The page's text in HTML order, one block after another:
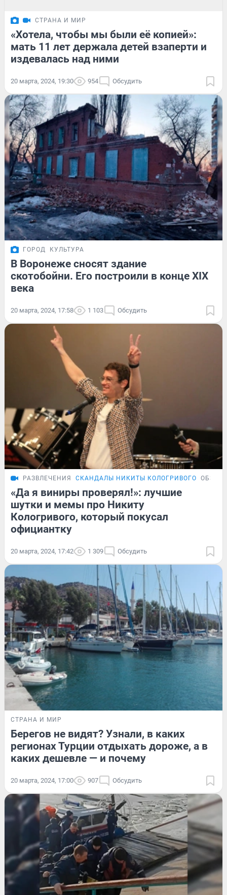
СТРАНА И МИР
«Хотела, чтобы мы были её копией»:
мать 11 лет держала детей взаперти и
издевалась над ними
20 марта, 2024, 19:30 954 Обсудить
ГОРОД КУЛЬТУРА
В Воронеже сносят здание
скотобойни. Его построили в конце XIX
века
20 марта, 2024, 17:58 1 103 Обсудить
РАЗВЛЕЧЕНИЯ СКАНДАЛЫ НИКИТЫ КОЛОГРИВОГО ОБЗОР
«Да я виниры проверял!»: лучшие
шутки и мемы про Никиту
Кологривого, который покусал
официантку
20 марта, 2024, 17:42 1 309 Обсудить
СТРАНА И МИР
Берегов не видят? Узнали, в каких
регионах Турции отдыхать дороже, а в
каких дешевле — и почему
20 марта, 2024, 17:00 907 Обсудить